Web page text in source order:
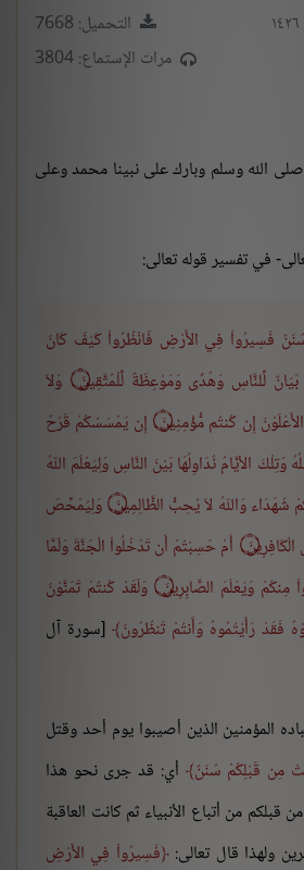
التحميل: 7668
مرات الإستماع: 3804
الله وسلم وبارك على نبينا محمد وعلى
في تفسير قوله تعالى:
فَسِيرُواْ فِي الأَرْضِ فَانْظُرُواْ كَيْفَ كَانَ
هَذَا بَيَانٌ لِّلنَّاسِ وَهُدًى وَمَوْعِظَةٌ لِّلْمُتَّقِينَ ۝ وَلاَ
تَهِنُوا وَلاَ تَحْزَنُوا وَأَنتُمُ الأَعْلَوْنَ إِن كُنتُم مُّؤْمِنِينَ ۝ إِن يَمْسَسْكُمْ قَرْحٌ
الأيَّامُ نُدَاوِلُهَا بَيْنَ النَّاسِ وَلِيَعْلَمَ اللّهُ
الَّذِينَ آمَنُواْ وَيَتَّخِذَ مِنكُمْ شُهَدَاء وَاللّهُ لاَ يُحِبُّ الظَّالِمِينَ ۝ وَلِيُمَحِّصَ
اللّهُ الَّذِينَ آمَنُواْ وَيَمْحَقَ الْكَافِرِينَ ۝ أَمْ حَسِبْتُمْ أَن تَدْخُلُواْ الْجَنَّةَ وَلَمَّا
يَعْلَمِ اللّهُ الَّذِينَ جَاهَدُواْ مِنكُمْ وَيَعْلَمَ الصَّابِرِينَ ۝ وَلَقَدْ كُنتُمْ تَمَنَّوْنَ
فَقَدْ رَأَيْتُمُوهُ وَأَنتُمْ تَنظُرُونَ [سورة آل
المؤمنين الذين أصيبوا يوم أحد وقتل
مِن قَبْلِكُمْ سُنَنٌ أي: قد جرى نحو هذا
قبلكم من أتباع الأنبياء ثم كانت العاقبة
ولهذا قال تعالى: فَسِيرُواْ فِي الأَرْضِ